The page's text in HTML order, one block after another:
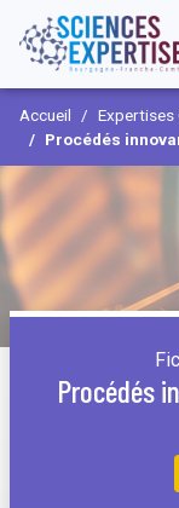
Accueil Expertises
Procédés innovants et
Procédés